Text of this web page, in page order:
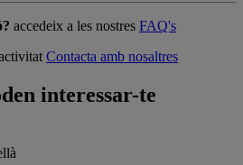
accedeix a les nostres FAQ's
Contacta amb nosaltres
interessar-te